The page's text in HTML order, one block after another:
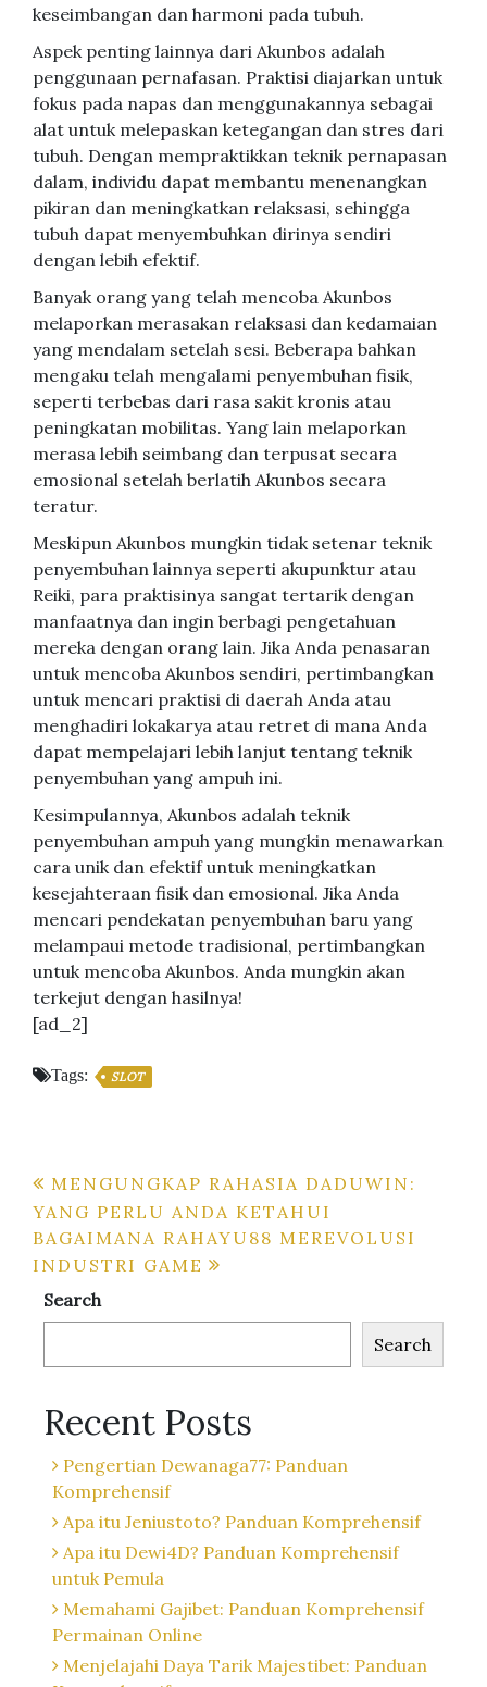
keseimbangan dan harmoni pada tubuh.
Aspek penting lainnya dari Akunbos adalah
penggunaan pernafasan. Praktisi diajarkan untuk
fokus pada napas dan menggunakannya sebagai
alat untuk melepaskan ketegangan dan stres dari
tubuh. Dengan mempraktikkan teknik pernapasan
dalam, individu dapat membantu menenangkan
pikiran dan meningkatkan relaksasi, sehingga
tubuh dapat menyembuhkan dirinya sendiri
dengan lebih efektif.
Banyak orang yang telah mencoba Akunbos
melaporkan merasakan relaksasi dan kedamaian
yang mendalam setelah sesi. Beberapa bahkan
mengaku telah mengalami penyembuhan fisik,
seperti terbebas dari rasa sakit kronis atau
peningkatan mobilitas. Yang lain melaporkan
merasa lebih seimbang dan terpusat secara
emosional setelah berlatih Akunbos secara
teratur.
Meskipun Akunbos mungkin tidak setenar teknik
penyembuhan lainnya seperti akupunktur atau
Reiki, para praktisinya sangat tertarik dengan
manfaatnya dan ingin berbagi pengetahuan
mereka dengan orang lain. Jika Anda penasaran
untuk mencoba Akunbos sendiri, pertimbangkan
untuk mencari praktisi di daerah Anda atau
menghadiri lokakarya atau retret di mana Anda
dapat mempelajari lebih lanjut tentang teknik
penyembuhan yang ampuh ini.
Kesimpulannya, Akunbos adalah teknik
penyembuhan ampuh yang mungkin menawarkan
cara unik dan efektif untuk meningkatkan
kesejahteraan fisik dan emosional. Jika Anda
mencari pendekatan penyembuhan baru yang
melampaui metode tradisional, pertimbangkan
untuk mencoba Akunbos. Anda mungkin akan
terkejut dengan hasilnya!
[ad_2]
Tags: SLOT
Post
navigation
MENGUNGKAP RAHASIA DADUWIN:
YANG PERLU ANDA KETAHUI
BAGAIMANA RAHAYU88 MEREVOLUSI
INDUSTRI GAME
Search
Search
Recent Posts
Pengertian Dewanaga77: Panduan
Komprehensif
Apa itu Jeniustoto? Panduan Komprehensif
Apa itu Dewi4D? Panduan Komprehensif
untuk Pemula
Memahami Gajibet: Panduan Komprehensif
Permainan Online
Menjelajahi Daya Tarik Majestibet: Panduan